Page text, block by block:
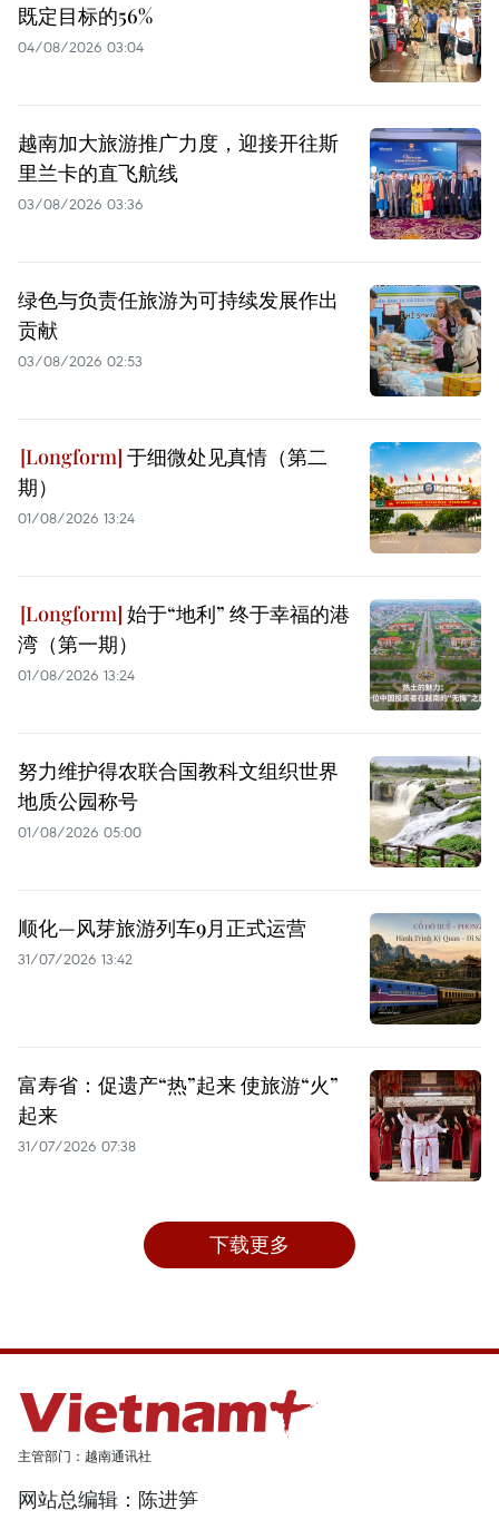
既定目标的56%
04/08/2026 03:04
越南加大旅游推广力度，迎接开往斯
里兰卡的直飞航线
03/08/2026 03:36
绿色与负责任旅游为可持续发展作出
贡献
03/08/2026 02:53
于细微处见真情（第二
期）
01/08/2026 13:24
始于“地利” 终于幸福的港
湾（第一期）
01/08/2026 13:24
努力维护得农联合国教科文组织世界
地质公园称号
01/08/2026 05:00
顺化—风芽旅游列车9月正式运营
31/07/2026 13:42
富寿省：促遗产“热”起来 使旅游“火”
起来
31/07/2026 07:38
下载更多
主管部门：越南通讯社
网站总编辑：陈进笋